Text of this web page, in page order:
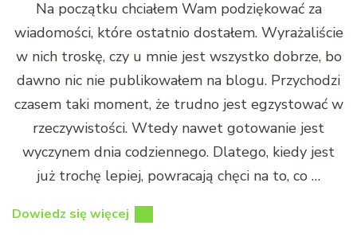
Na początku chciałem Wam podziękować za
wiadomości, które ostatnio dostałem. Wyrażaliście
w nich troskę, czy u mnie jest wszystko dobrze, bo
dawno nic nie publikowałem na blogu. Przychodzi
czasem taki moment, że trudno jest egzystować w
rzeczywistości. Wtedy nawet gotowanie jest
wyczynem dnia codziennego. Dlatego, kiedy jest
już trochę lepiej, powracają chęci na to, co …
Dowiedz się więcej